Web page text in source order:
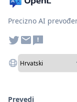
Precizno AI
Prevedi